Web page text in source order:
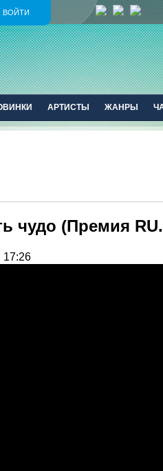
ВОЙТИ
АРТИСТЫ ЖАНРЫ
чудо (Премия
17:26